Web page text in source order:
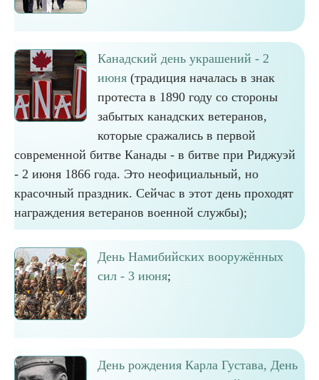
Канадский день украшений - 2
июня (традиция началась в знак
протеста в 1890 году со стороны
забытых канадских ветеранов,
которые сражались в первой
современной битве Канады - в битве при Риджуэй
- 2 июня 1866 года. Это неофициальный, но
красочный праздник. Сейчас в этот день проходят
награждения ветеранов военной службы);
День Намибийских вооружённых
сил - 3 июня;
День рождения Карла Густава, День